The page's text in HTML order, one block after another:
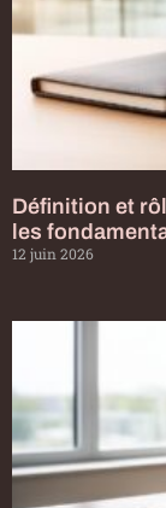
Définition et
les
12 juin 2026